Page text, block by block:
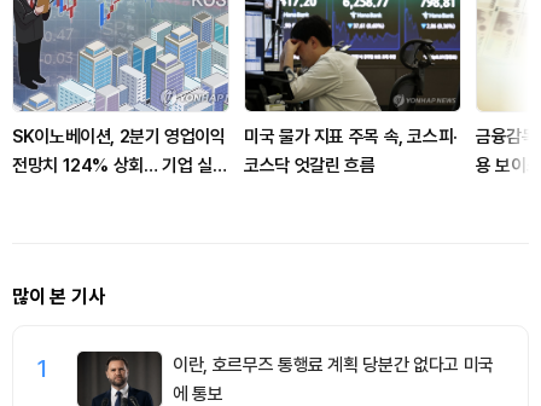
SK이노베이션, 2분기 영업이익
전망치 124% 상회… 기업 실적
미국 물가 지표 주목 속, 코스피·
코스닥 엇갈린 흐름
금융감
용 보이
많이 본 기사
1
이란, 호르무즈 통행료 계획 당분간 없다고 미국
에 통보